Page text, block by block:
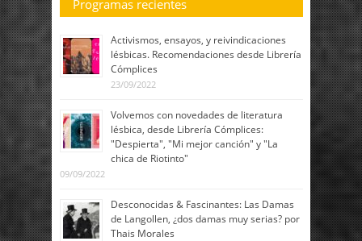
Programas recientes
Activismos, ensayos, y reivindicaciones
lésbicas. Recomendaciones desde Librería
Cómplices
23/09/2022
Volvemos con novedades de literatura
lésbica, desde Librería Cómplices:
"Despierta", "Mi mejor canción" y "La
chica de Riotinto"
09/09/2022
Desconocidas & Fascinantes: Las Damas
de Langollen, ¿dos damas muy serias? por
Thais Morales